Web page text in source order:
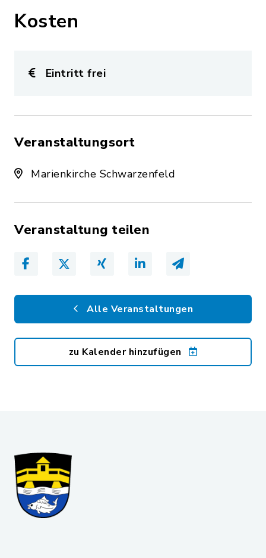
Kosten
Eintritt frei
Veranstaltungsort
Marienkirche Schwarzenfeld
Veranstaltung teilen
Alle Veranstaltungen
zu Kalender hinzufügen